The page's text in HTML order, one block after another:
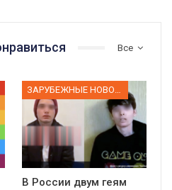
Все
В России двум геям